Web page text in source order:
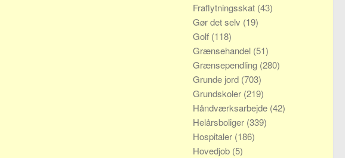
Fraflytningsskat (43)
Gør det selv (19)
Golf (118)
Grænsehandel (51)
Grænsependling (280)
Grunde jord (703)
Grundskoler (219)
Håndværksarbejde (42)
Helårsboliger (339)
Hospitaler (186)
Hovedjob (5)